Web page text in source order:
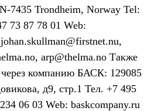
7435 Trondheim, Norway Tel:
73 87 78 01 Web:
arp@thelma.no Также
через компанию БАСК: 129085
д9, стр.1 Тел. +7 495
06 03 Web: baskcompany.ru